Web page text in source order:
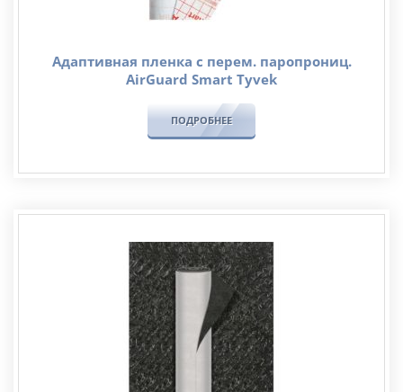
Адаптивная пленка с перем. паропрониц.
AirGuard Smart Tyvek
ПОДРОБНЕЕ